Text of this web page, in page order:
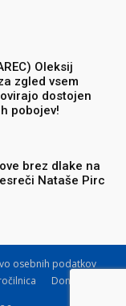
Oleksij
zgled vsem
dostojen
pobojev!
brez dlake na
Nataše Pirc
osebnih podatkov
Donacije